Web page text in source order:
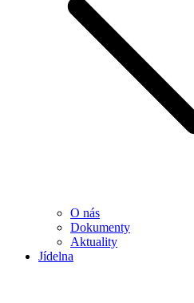
O nás
Dokumenty
Aktuality
Jídelna